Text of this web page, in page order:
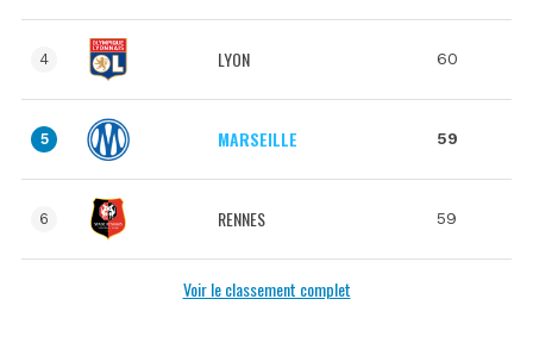
4 LYON 60
5 MARSEILLE 59
6 RENNES 59
Voir le classement complet